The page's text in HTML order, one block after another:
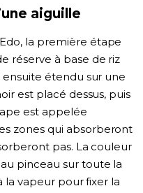
aiguille
la première étape
réserve à base de riz
étendu sur une
est placé dessus, puis
est appelée
zones qui absorberont
pas. La couleur
pinceau sur toute la
la vapeur pour fixer la